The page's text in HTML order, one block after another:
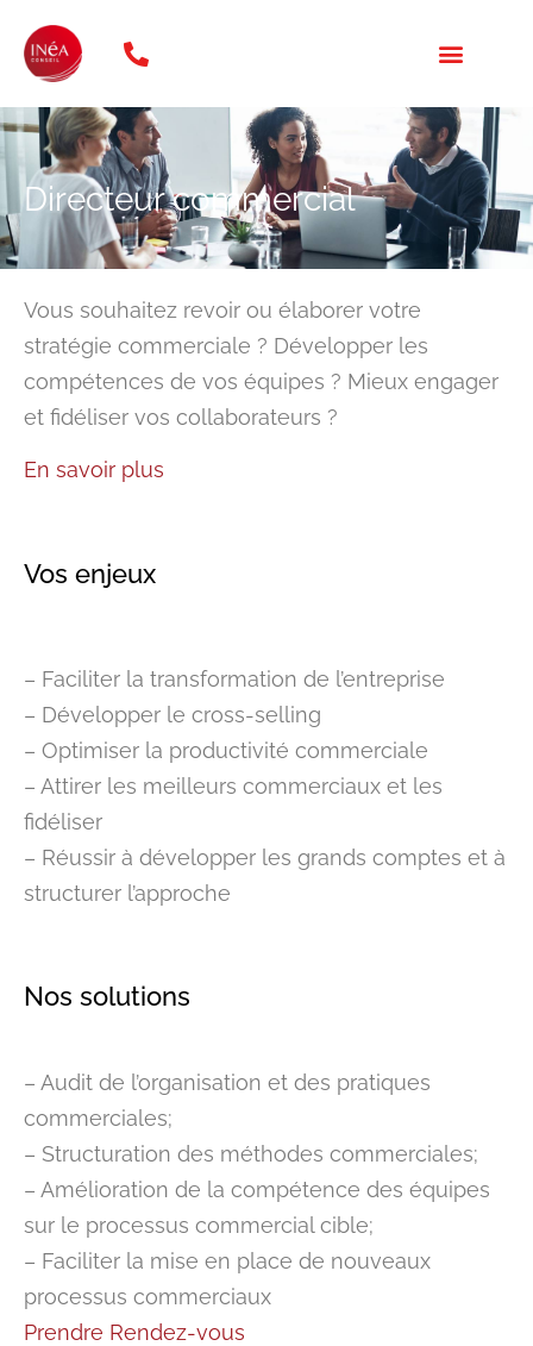
Directeur commercial
Vous souhaitez revoir ou élaborer votre
stratégie commerciale ? Développer les
compétences de vos équipes ? Mieux engager
et fidéliser vos collaborateurs ?
En savoir plus
Vos enjeux
– Faciliter la transformation de l’entreprise
– Développer le cross-selling
– Optimiser la productivité commerciale
– Attirer les meilleurs commerciaux et les
fidéliser
– Réussir à développer les grands comptes et à
structurer l’approche
Nos solutions
– Audit de l’organisation et des pratiques
commerciales;
– Structuration des méthodes commerciales;
– Amélioration de la compétence des équipes
sur le processus commercial cible;
– Faciliter la mise en place de nouveaux
processus commerciaux
Prendre Rendez-vous